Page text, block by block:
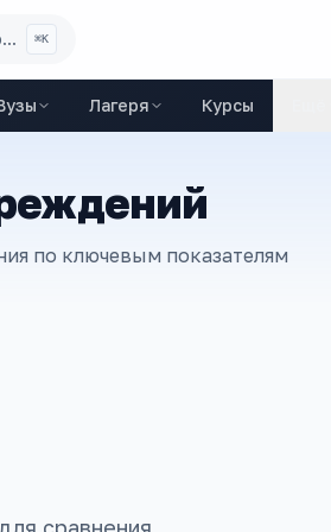
⌘K
Лагеря Курсы
по ключевым показателям